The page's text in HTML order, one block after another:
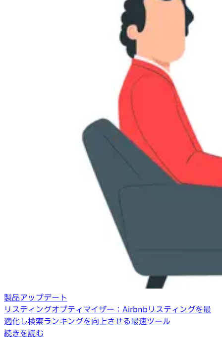
製品アップデート
リスティングオプティマイザー：Airbnbリスティングを最
適化し検索ランキングを向上させる最速ツール
続きを読む